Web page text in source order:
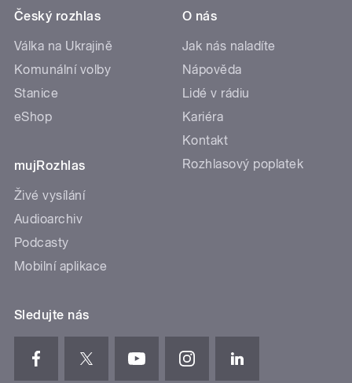
Český rozhlas
Válka na Ukrajině
Komunální volby
Stanice
eShop
mujRozhlas
Živé vysílání
Audioarchiv
Podcasty
Mobilní aplikace
O nás
Jak nás naladíte
Nápověda
Lidé v rádiu
Kariéra
Kontakt
Rozhlasový poplatek
Sledujte nás